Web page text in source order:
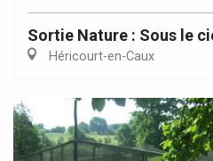
Sortie Nature : Sous le
Héricourt-en-Caux